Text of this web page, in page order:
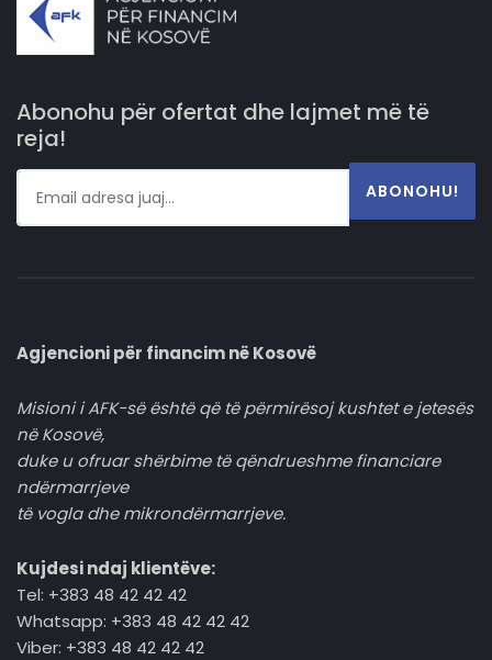
Abonohu për ofertat dhe lajmet më të
reja!
ABONOHU!
Agjencioni për financim në Kosovë
Misioni i AFK-së është që të përmirësoj kushtet e jetesës
në Kosovë,
duke u ofruar shërbime të qëndrueshme financiare
ndërmarrjeve
të vogla dhe mikrondërmarrjeve.
Kujdesi ndaj klientëve:
Tel: +383 48 42 42 42
Whatsapp: +383 48 42 42 42
Viber: +383 48 42 42 42